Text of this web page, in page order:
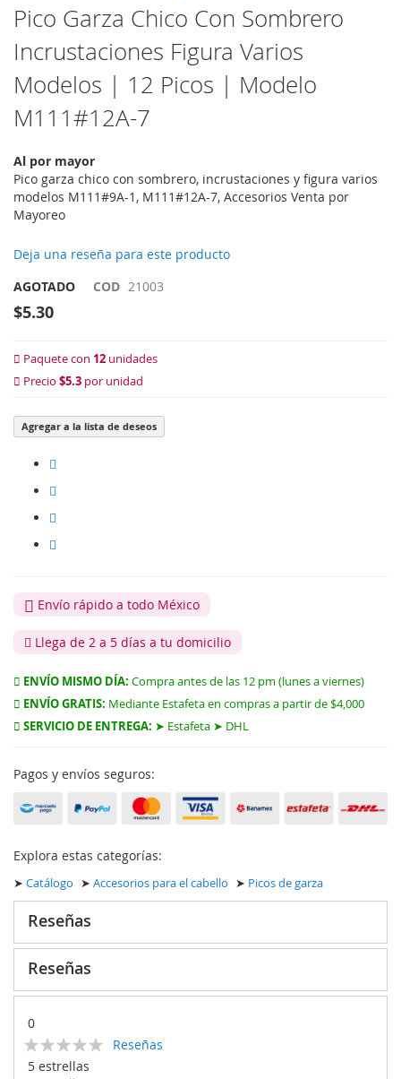
Saltar
al
comienzo
de
la
de
Pico Garza Chico Con Sombrero
Incrustaciones Figura Varios
Modelos | 12 Picos | Modelo
M111#12A-7
Al por mayor
Pico garza chico con sombrero, incrustaciones y figura varios
modelos M111#9A-1, M111#12A-7, Accesorios Venta por
Mayoreo
Deja una reseña para este producto
AGOTADO
COD 21003
$5.30
Paquete con 12 unidades
Precio $5.3 por unidad
Agregar a la lista de deseos
Envío rápido a todo México
Llega de 2 a 5 días a tu domicilio
ENVÍO MISMO DÍA: Compra antes de las 12 pm (lunes a viernes)
ENVÍO GRATIS: Mediante Estafeta en compras a partir de $4,000
SERVICIO DE ENTREGA: ➤ Estafeta ➤ DHL
Pagos y envíos seguros:
Explora estas categorías:
➤ Catálogo ➤ Accesorios para el cabello ➤ Picos de garza
Reseñas
Reseñas
0
Calificación:
% of100
Reseñas
5 estrellas